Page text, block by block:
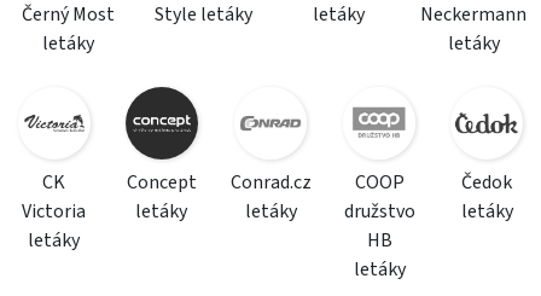
Černý Most
letáky
Style letáky
letáky
Neckermann
letáky
CK
Victoria
letáky
Concept
letáky
Conrad.cz
letáky
COOP
družstvo
HB
letáky
Čedok
letáky